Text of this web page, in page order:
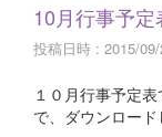
10月行事予定
投稿日時 : 2015/
１０月行事予定
で、ダウンロード